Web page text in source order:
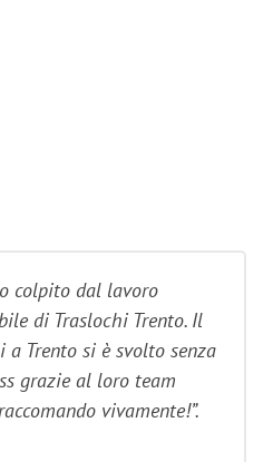
colpito dal lavoro
di Traslochi Trento. Il
Trento si è svolto senza
grazie al loro team
vivamente!”.